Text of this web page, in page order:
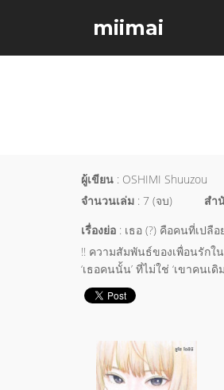
miimai
ผู้เขียน : OSHIMI Shuuzou
จำนวนเล่ม : 7 (จบ) สำ
เรื่องย่อ : เธอ (?) คือคนที่เปลื
!! ความสัมพันธ์ของเพื่อนรักใ
‘เธอคนนั้น’ ที่ไม่ใช่ ‘เขาคน